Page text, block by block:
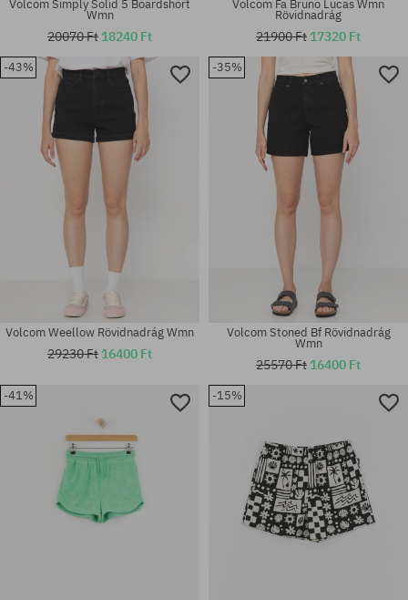
Elérhető méretek:
26; 27
Elérhető méretek:
24; 25; 26; 27
Elérhető méretek:
Volcom Simply Solid 5 Boardshort
Wmn
20070 Ft 18240 Ft
Elérhető méretek:
Volcom Fa Bruno Lucas Wmn
Rövidnadrág
21900 Ft 17320 Ft
-43%
Volcom Weellow Rövidnadrág Wmn
29230 Ft 16400 Ft
-35%
Volcom Stoned Bf Rövidnadrág
Wmn
25570 Ft 16400 Ft
-41% -15%